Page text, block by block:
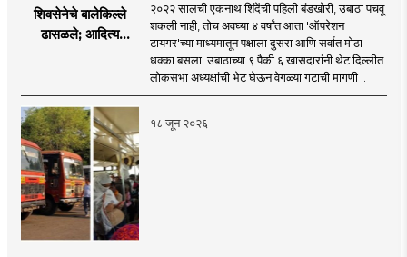
शिवसेनेचे बालेकिल्ले
ढासळले; आदित्य
नेमका कुठे चुकला?
२०२२ सालची एकनाथ शिंदेंची पहिली बंडखोरी, उबाठा पचवू
शकली नाही, तोच अवघ्या ४ वर्षांत आता 'ऑपरेशन
टायगर'च्या माध्यमातून पक्षाला दुसरा आणि सर्वात मोठा
धक्का बसला. उबाठाच्या ९ पैकी ६ खासदारांनी थेट दिल्लीत
लोकसभा अध्यक्षांची भेट घेऊन वेगळ्या गटाची मागणी ..
१८ जून २०२६